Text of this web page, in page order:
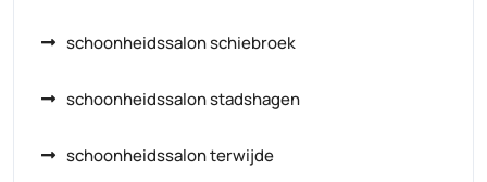
schoonheidssalon schiebroek
schoonheidssalon stadshagen
schoonheidssalon terwijde